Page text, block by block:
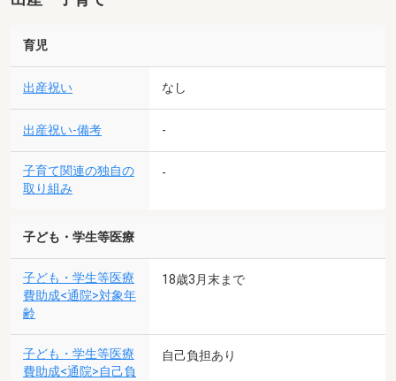
育児
出産祝い なし
出産祝い-備考 -
子育て関連の独自の
取り組み
-
子ども・学生等医療
子ども・学生等医療
費助成<通院>対象年
齢
18歳3月末まで
子ども・学生等医療
費助成<通院>自己負
自己負担あり